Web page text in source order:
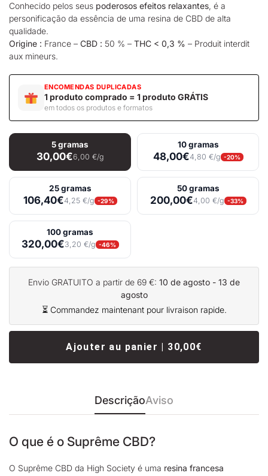
Conhecido pelos seus poderosos efeitos relaxantes, é a
personificação da essência de uma resina de CBD de alta
qualidade.
Origine : France – CBD : 50 % – THC < 0,3 % – Produit interdit
aux mineurs.
ENCOMENDAS DUPLICADAS
1 produto comprado = 1 produto GRÁTIS
em todos os produtos e formatos
5 gramas
30,00€6,00 €/g
10 gramas
48,00€4,80 €/g -20%
25 gramas
106,40€4,25 €/g -29%
50 gramas
200,00€4,00 €/g -33%
100 gramas
320,00€3,20 €/g -46%
Envio GRATUITO a partir de 69 €: 10 de agosto - 13 de
agosto
⏳ Commandez maintenant pour livraison rapide.
Ajouter au panier | 30,00€
DescriçãoAviso
O que é o Suprême CBD?
O Suprême CBD da High Society é uma resina francesa